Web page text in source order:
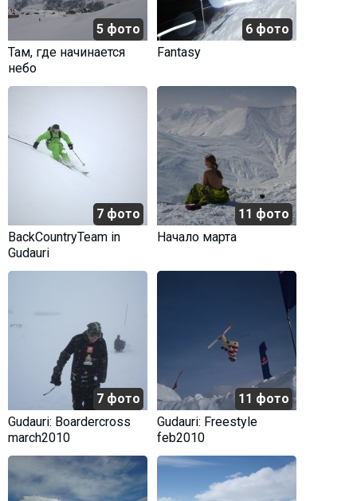
5 фото
Там, где начинается
небо
6 фото
Fantasy
7 фото
BackCountryTeam in
Gudauri
11 фото
Начало марта
7 фото
Gudauri: Boardercross
march2010
11 фото
Gudauri: Freestyle
feb2010